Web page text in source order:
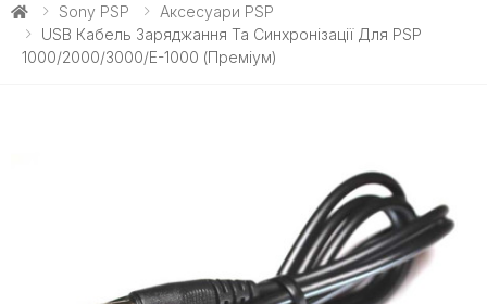
Sony PSP
Аксесуари PSP
USB Кабель Заряджання Та Синхронізації Для PSP
1000/2000/3000/E-1000 (Преміум)